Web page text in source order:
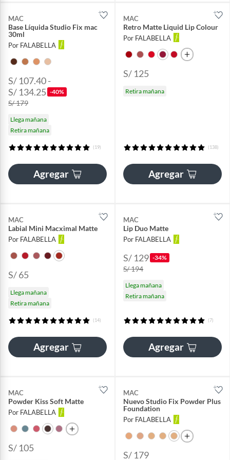
MAC
Base Líquida Studio Fix mac
30ml
Por FALABELLA
S/ 107.40 -
S/ 134.25 -40%
S/ 179
Llega mañana
Retira mañana
(19)
Agregar
MAC
Retro Matte Liquid Lip Colour
Por FALABELLA
S/ 125
Retira mañana
(138)
Agregar
MAC
Labial Mini Macximal Matte
Por FALABELLA
S/ 65
Llega mañana
Retira mañana
(14)
Agregar
MAC
Lip Duo Matte
Por FALABELLA
S/ 129 -34%
S/ 194
Llega mañana
Retira mañana
(7)
Agregar
MAC
Powder Kiss Soft Matte
Por FALABELLA
S/ 105
MAC
Nuevo Studio Fix Powder Plus
Foundation
Por FALABELLA
S/ 179